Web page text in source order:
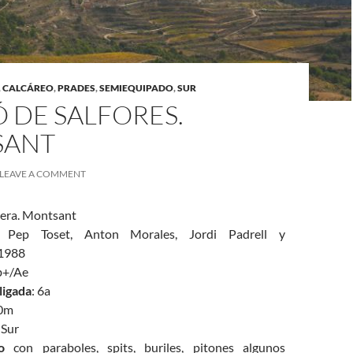
CALCÁREO,PRADES,SEMIEQUIPADO,SUR
DE SALFORES.
LEAVE A COMMENT
Montsant
Toset, Anton Morales, Jordi Padrell y
Ae
: 6a
con paraboles, spits, buriles, pitones algunos